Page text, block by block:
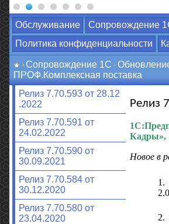
Обслуживание Сопровождение
Политика конфиденциальности
Сопровождение 1С
ПРОФ.Комплексная поставка
Релиз 7.70.593 от 28.12
.2022
Релиз 7.70.591 от
24.02.2022
Релиз 7.70.590 от
30.09.2021
Релиз 7.70.584 от
30.12.2020
Релиз 7.70.580 от
23.04.2020
Релиз
Кадры»,
Новое в
1.
2.